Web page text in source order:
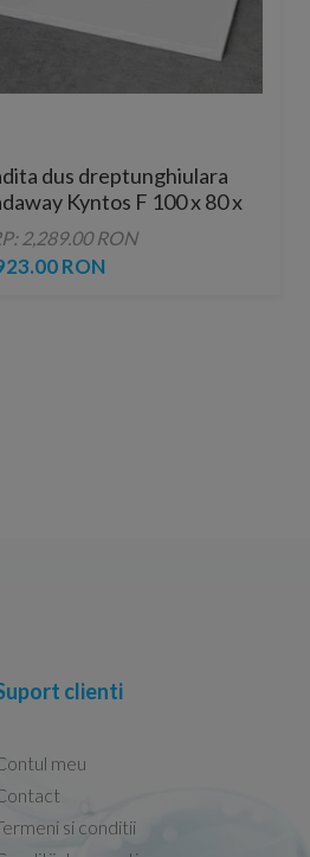
dus dreptunghiulara
Kyntos F 100 x 80 x
cm, decupabila
2,289.00 RON
RON
Grohe sunt de bună calitate și se
clienti
meu
si conditii